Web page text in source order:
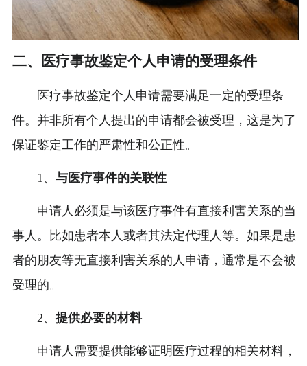
二、医疗事故鉴定个人申请的受理条件
医疗事故鉴定个人申请需要满足一定的受理条
件。并非所有个人提出的申请都会被受理，这是为了
保证鉴定工作的严肃性和公正性。
1、 与医疗事件的关联性
申请人必须是与该医疗事件有直接利害关系的当
事人。比如患者本人或者其法定代理人等。如果是患
者的朋友等无直接利害关系的人申请，通常是不会被
受理的。
2、 提供必要的材料
申请人需要提供能够证明医疗过程的相关材料，